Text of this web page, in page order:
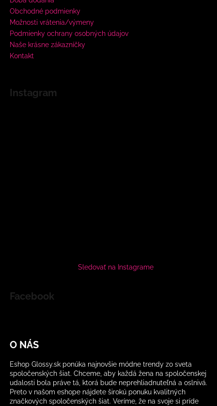
Obchodné podmienky
Možnosti vrátenia/výmeny
Podmienky ochrany osobných údajov
Naše krásne zákazníčky
Kontakt
Instagram
Sledovať na Instagrame
Facebook
O NÁS
Eshop Glossy.sk ponúka najnovšie módne trendy zo sveta
spoločenských šiat. Chceme, aby každá žena na spoločenskej
udalosti bola práve tá, ktorá bude neprehliadnuteľná a oslnivá.
Preto v našom eshope nájdete širokú ponuku kvalitných
značkových spoločenských šiat. Veríme, že na svoje si príde